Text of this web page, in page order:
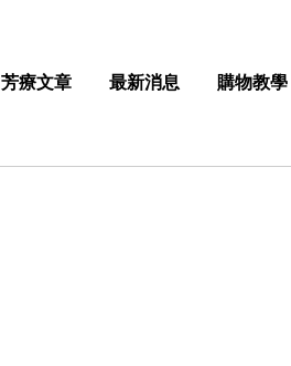
芳療文章 最新消息 購物教學